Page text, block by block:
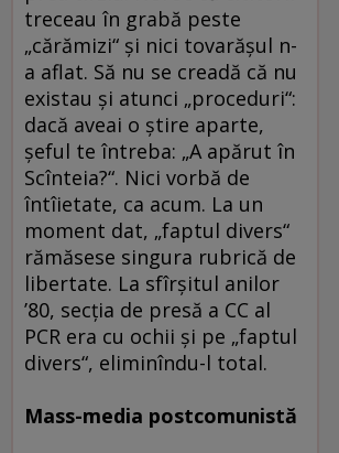
treceau în grabă peste
„cărămizi“ şi nici tovarăşul n-
a aflat. Să nu se creadă că nu
existau şi atunci „proceduri“:
dacă aveai o ştire aparte,
şeful te întreba: „A apărut în
Scînteia?“. Nici vorbă de
întîietate, ca acum. La un
moment dat, „faptul divers“
rămăsese singura rubrică de
libertate. La sfîrşitul anilor
’80, secţia de presă a CC al
PCR era cu ochii şi pe „faptul
divers“, eliminîndu-l total.
Mass-media postcomunistă